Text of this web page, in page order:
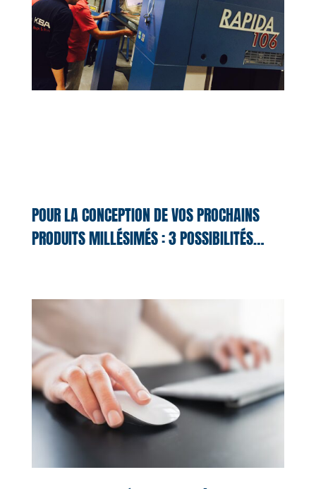
POUR LA CONCEPTION DE VOS PROCHAINS
PRODUITS MILLÉSIMÉS : 3 POSSIBILITÉS…